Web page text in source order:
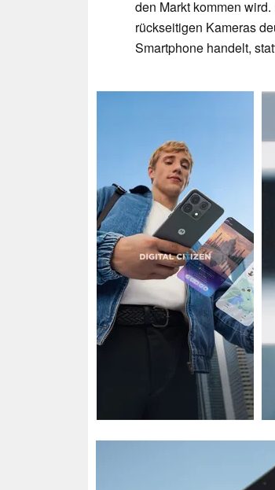
den Markt kommen
rückseitigen Kameras
Smartphone handelt,